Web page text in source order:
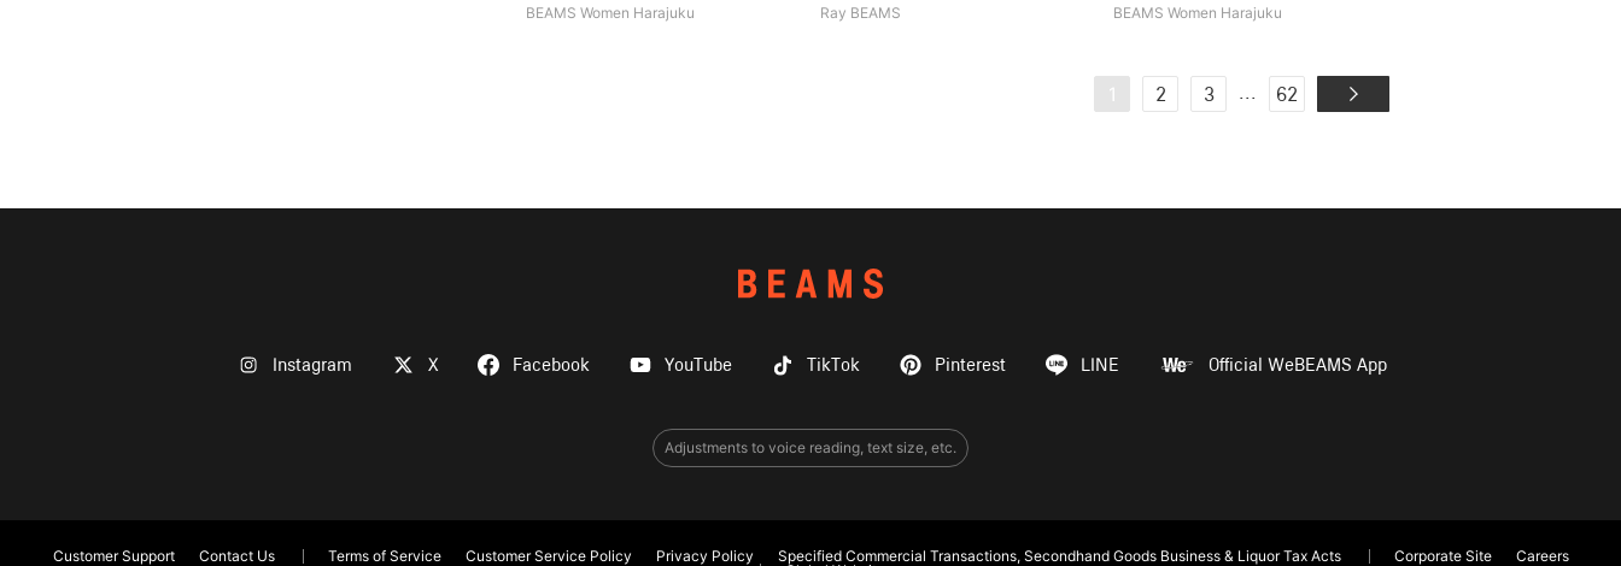
BEAMS Women Harajuku Ray BEAMS BEAMS Women Harajuku
1 2 3 ... 62
Instagram X Facebook YouTube TikTok Pinterest LINE Official WeBEAMS App
Adjustments to voice reading, text size, etc.
Customer Support Contact Us Terms of Service Customer Service Policy Privacy Policy Specified Commercial Transactions, Secondhand Goods Business & Liquor Tax Acts Corporate Site
Careers